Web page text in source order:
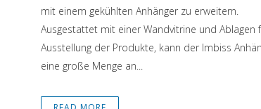
mit einem gekühlten Anhänger zu erweitern.
Ausgestattet mit einer Wandvitrine und Ablagen
Ausstellung der Produkte, kann der Imbiss
eine große Menge an...